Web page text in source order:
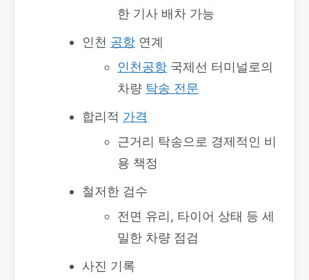
한 기사 배차 가능
인천 공항연계
인천공항 국제선 터미널로의
차량 탁송 전문
합리적 가격
근거리 탁송으로 경제적인 비
용 책정
철저한 검수
전면 유리, 타이어 상태 등 세
밀한 차량 점검
사진 기록